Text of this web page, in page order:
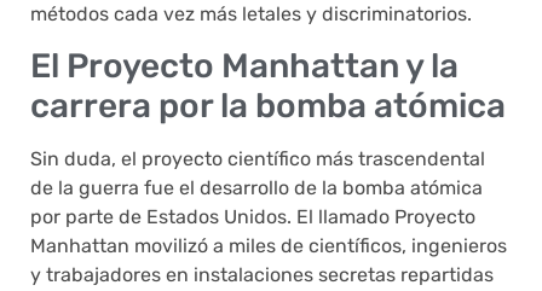
métodos cada vez más letales y discriminatorios.
El Proyecto Manhattan y la
carrera por la bomba atómica
Sin duda, el proyecto científico más trascendental
de la guerra fue el desarrollo de la bomba atómica
por parte de Estados Unidos. El llamado Proyecto
Manhattan movilizó a miles de científicos, ingenieros
y trabajadores en instalaciones secretas repartidas